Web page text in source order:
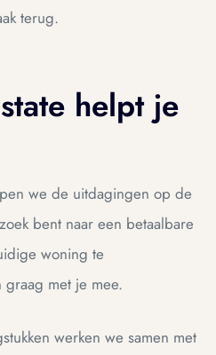
terug.
helpt je
we de uitdagingen op de
bent naar een betaalbare
woning te
met je mee.
werken we samen met